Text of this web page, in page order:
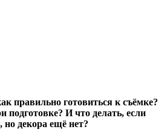
правильно готовиться к съёмке?
И что делать, если
но декора ещё нет?